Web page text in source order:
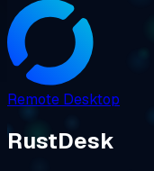
Remote Desktop
RustDesk